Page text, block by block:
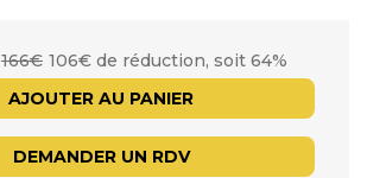
166€ 106€ de réduction, soit 64%
AJOUTER AU PANIER
DEMANDER UN RDV